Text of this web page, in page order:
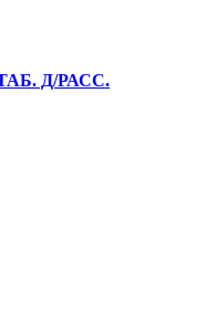
Д/РАСС.